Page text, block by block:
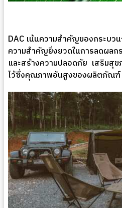
DAC เน้นความสำคัญของกระบ
ความสำคัญยิ่งยวดในการลดผล
และสร้างความปลอดภัย เสริมสุ
ไว้ซึ่งคุณภาพอันสูงของผลิตภัณฑ์